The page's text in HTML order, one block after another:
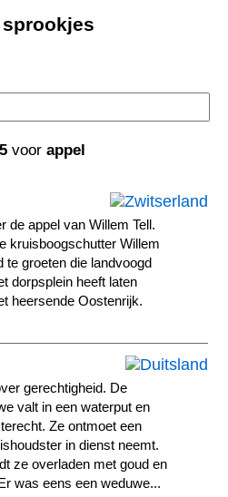
voorappel
de appel van Willem Tell.
kruisboogschutter Willem
te groeten die landvoogd
dorpsplein heeft laten
heersende Oostenrijk.
gerechtigheid. De
valt in een waterput en
Ze ontmoet een
in dienst neemt.
ze overladen met goud en
was eens een weduwe...